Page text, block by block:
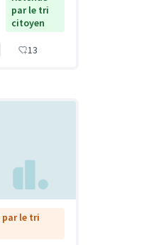
par le tri
citoyen
13
par le tri